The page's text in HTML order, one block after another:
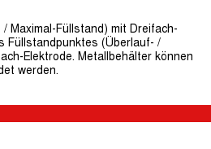
Maximal-Füllstand) mit Dreifach-
Füllstandpunktes (Überlauf- /
Elektrode. Metallbehälter können
werden.